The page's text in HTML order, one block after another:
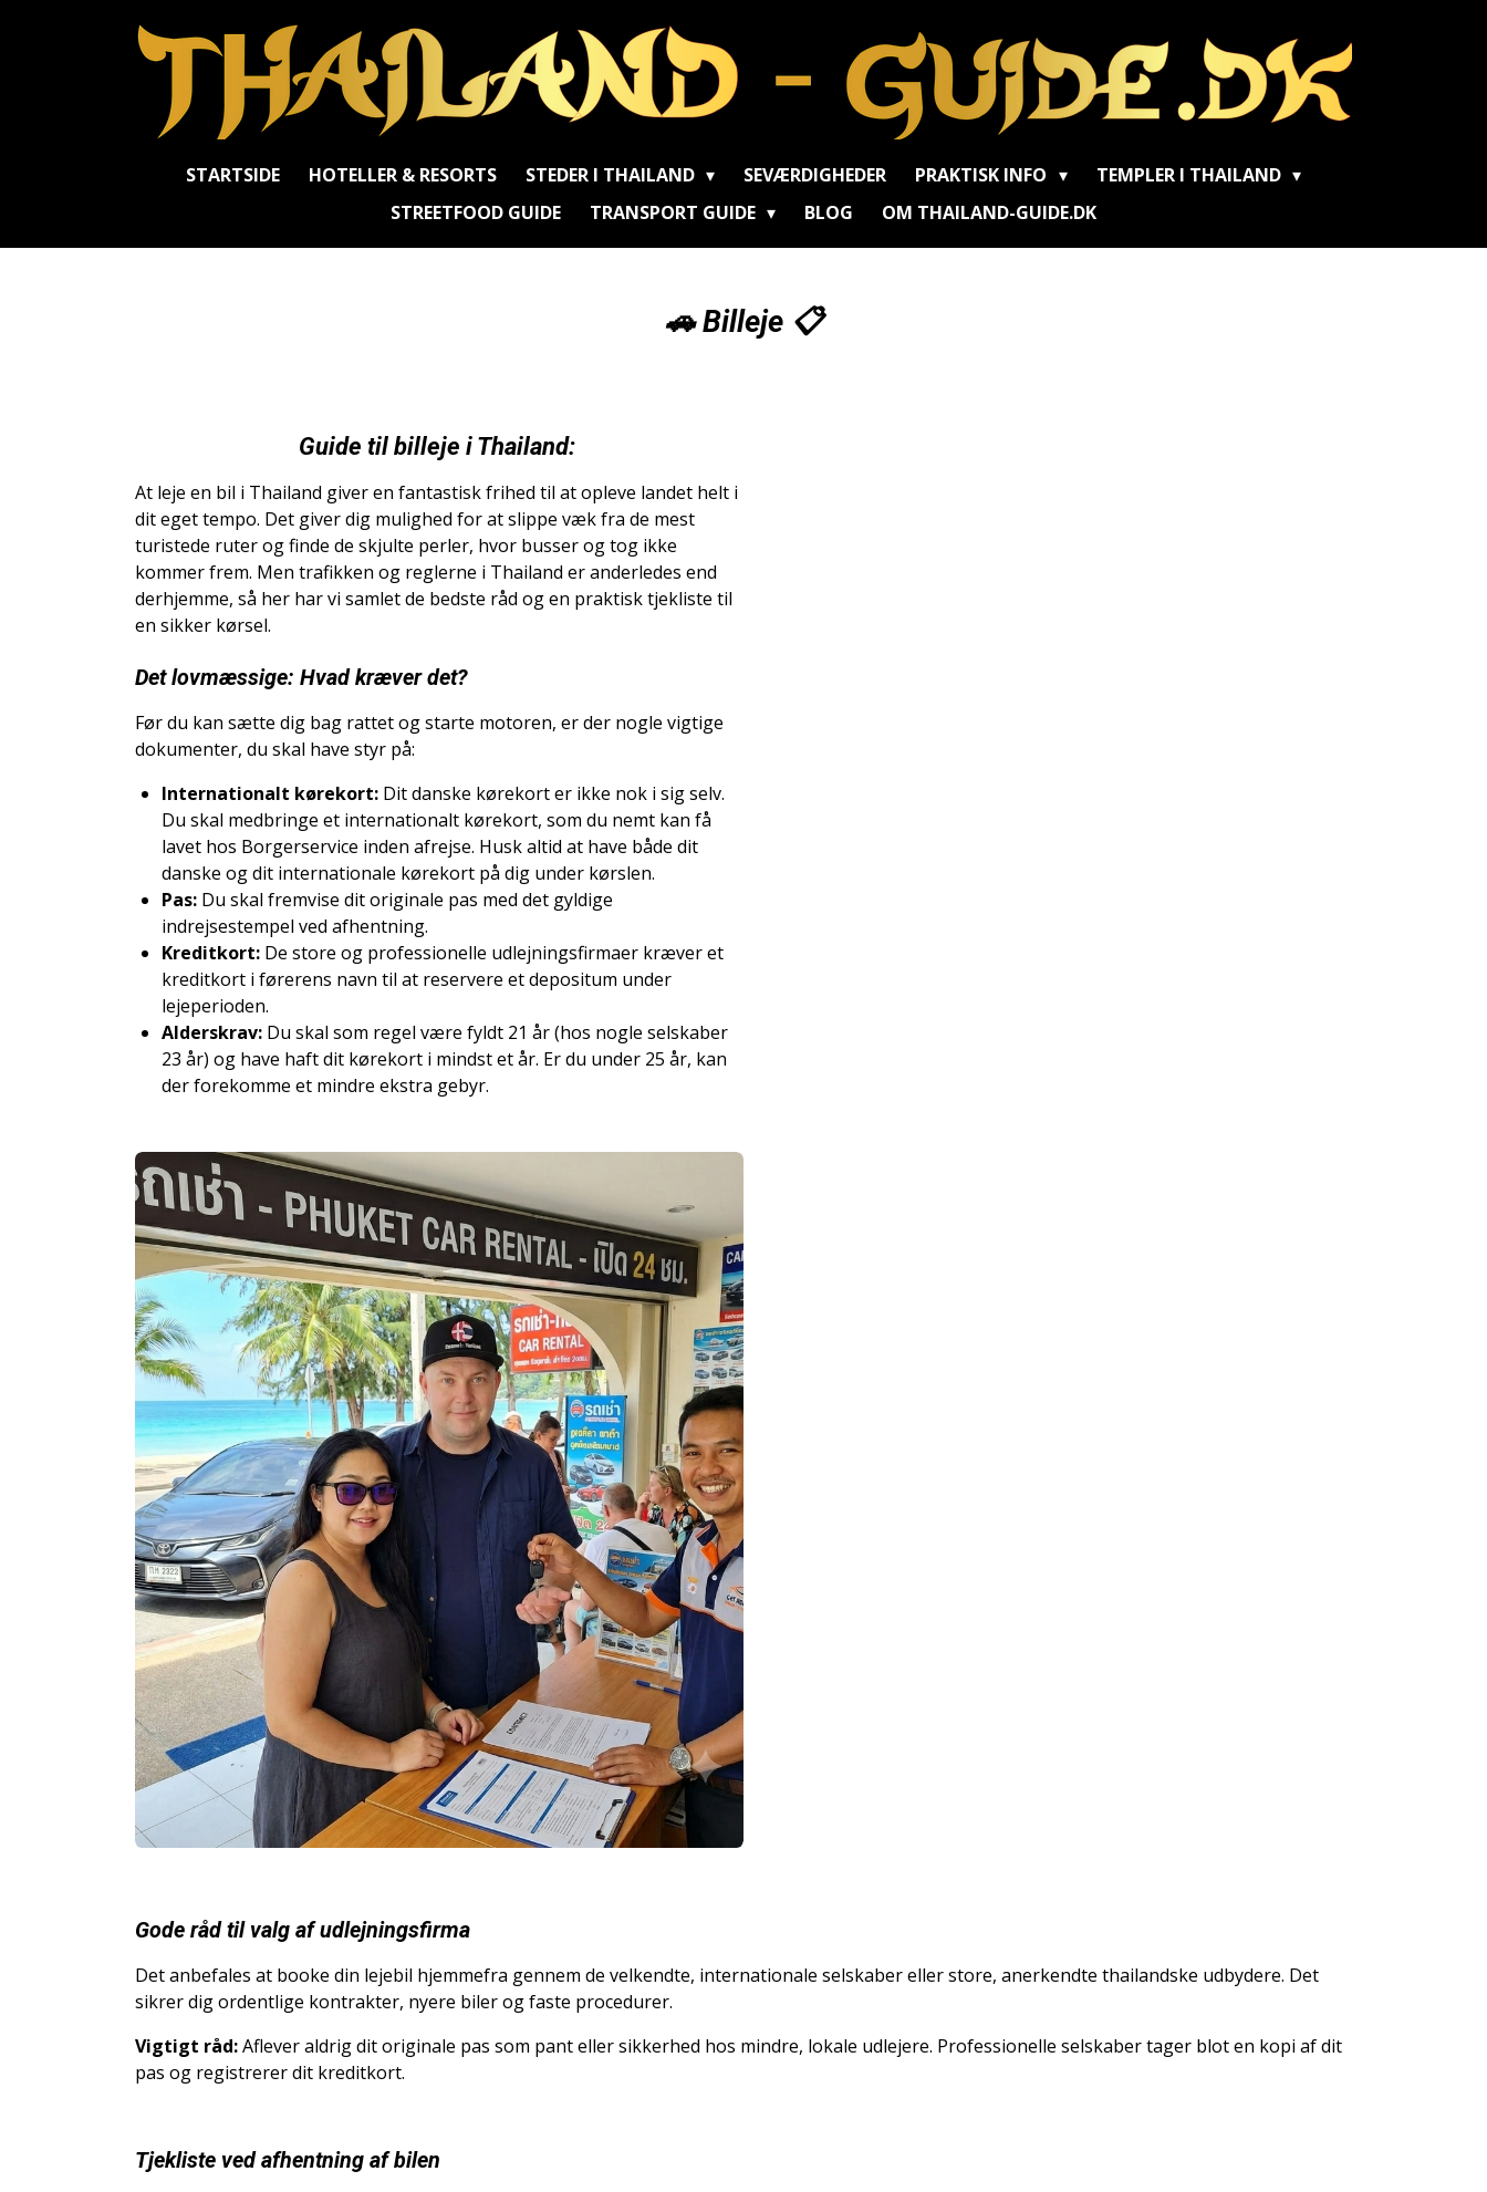
STARTSIDE HOTELLER & RESORTS STEDER I THAILAND SEVÆRDIGHEDER PRAKTISK INFO
TEMPLER I THAILAND
STREETFOOD GUIDE
TRANSPORT GUIDE BLOG OM THAILAND-GUIDE.DK
🚗 Billeje 📋
Guide til billeje i Thailand:
At leje en bil i Thailand giver en fantastisk frihed til at opleve landet helt i
dit eget tempo. Det giver dig mulighed for at slippe væk fra de mest
turistede ruter og finde de skjulte perler, hvor busser og tog ikke
kommer frem. Men trafikken og reglerne i Thailand er anderledes end
derhjemme, så her har vi samlet de bedste råd og en praktisk tjekliste til
en sikker kørsel.
Det lovmæssige: Hvad kræver det?
Før du kan sætte dig bag rattet og starte motoren, er der nogle vigtige
dokumenter, du skal have styr på:
Internationalt kørekort: Dit danske kørekort er ikke nok i sig selv.
Du skal medbringe et internationalt kørekort, som du nemt kan få
lavet hos Borgerservice inden afrejse. Husk altid at have både dit
danske og dit internationale kørekort på dig under kørslen.
Pas: Du skal fremvise dit originale pas med det gyldige
indrejsestempel ved afhentning.
Kreditkort: De store og professionelle udlejningsfirmaer kræver et
kreditkort i førerens navn til at reservere et depositum under
lejeperioden.
Alderskrav: Du skal som regel være fyldt 21 år (hos nogle selskaber
23 år) og have haft dit kørekort i mindst et år. Er du under 25 år, kan
der forekomme et mindre ekstra gebyr.
Gode råd til valg af udlejningsfirma
Det anbefales at booke din lejebil hjemmefra gennem de velkendte, internationale selskaber eller store, anerkendte thailandske udbydere. Det
sikrer dig ordentlige kontrakter, nyere biler og faste procedurer.
Vigtigt råd:Aflever aldrig dit originale pas som pant eller sikkerhed hos mindre, lokale udlejere. Professionelle selskaber tager blot en kopi af dit
pas og registrerer dit kreditkort.
Tjekliste ved afhentning af bilen